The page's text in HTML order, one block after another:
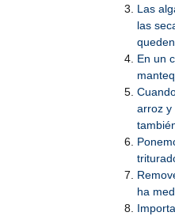
Las
las
En un
arroz y
ha